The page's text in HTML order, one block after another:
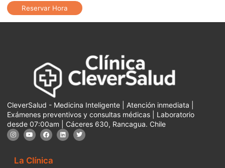
Reservar Hora
CleverSalud - Medicina Inteligente | Atención inmediata |
Exámenes preventivos y consultas médicas | Laboratorio
desde 07:00am | Cáceres 630, Rancagua. Chile
La Clínica